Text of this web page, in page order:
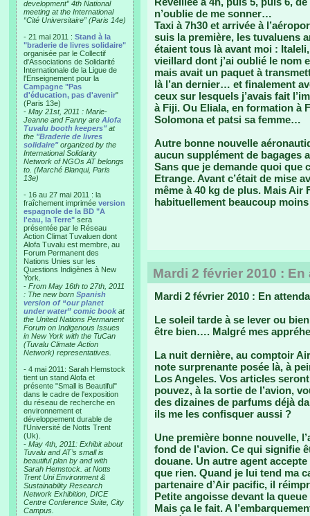
development” 4th National
meeting at the International
“Cité Universitaire” (Paris 14e)
- 21 mai 2011 : Stand à la
"braderie de livres solidaire"
organisée par le Collectif
d'Associations de Solidarité
Internationale de la Ligue de
l'Enseignement pour la
Campagne "Pas
d'éducation, pas d'avenir"
(Paris 13e)
- May 21st, 2011 : Marie-
Jeanne and Fanny are Alofa
Tuvalu booth keepers"at
the "Braderie de livres
solidaire"organized by the
International Solidarity
Network of NGOs AT belongs
to. (Marché Blanqui, Paris
13e)
- 16 au 27 mai 2011 : la
fraîchement imprimée version
espagnole de la BD "A
l'eau, la Terre" sera
présentée par le Réseau
Action Climat Tuvaluen dont
Alofa Tuvalu est membre, au
Forum Permanent des
Nations Unies sur les
Questions Indigènes à New
York.
- From May 16th to 27th, 2011
: The new born Spanish
version of “our planet
under water” comic book at
the United Nations Permanent
Forum on Indigenous Issues
in New York with the TuCan
(Tuvalu Climate Action
Network) representatives.
- 4 mai 2011: Sarah Hemstock
tient un stand Alofa et
présente "Small is Beautiful"
dans le cadre de l'exposition
du réseau de recherche en
environnement et
développement durable de
l'Université de Notts Trent
(Uk).
- May 4th, 2011: Exhibit about
Tuvalu and AT’s small is
beautiful plan by and with
Sarah Hemstock. at Notts
Trent Uni Environment &
Sustainability Research
Network Exhibition, DICE
Centre Conference Suite, City
Campus.
n’oublie de me sonner…
Taxi à 7h30 et arrivée à
suis la première, les tuvaluens
étaient tous là avant moi :
vieillard dont j’ai oublié le nom
mais avait un paquet à
là l’an dernier… et finalement
ceux sur lesquels j’avais fait
à Fiji. Ou Eliala, en formation à
Solomona et patsi sa femme…
Autre bonne nouvelle
aucun supplément de bagages
Sans que je demande quoi que
Etrange. Avant c’était de mise
même à 40 kg de plus. Mais
habituellement beaucoup
Mardi 2 février 2010 :
Mardi 2 février 2010 : En
Le soleil tarde à se lever ou
être bien…. Malgré mes
La nuit dernière, au comptoir
note surprenante posée là, à
Los Angeles. Vos articles
pouvez, à la sortie de l’avion,
des dizaines de parfums déjà
ils me les confisquer aussi ?
Une première bonne nouvelle,
fond de l’avion. Ce qui signifie
douane. Un autre agent
que rien. Quand je lui tend ma
partenaire d’Air pacific, il
Petite angoisse devant la
Mais ça le fait. A